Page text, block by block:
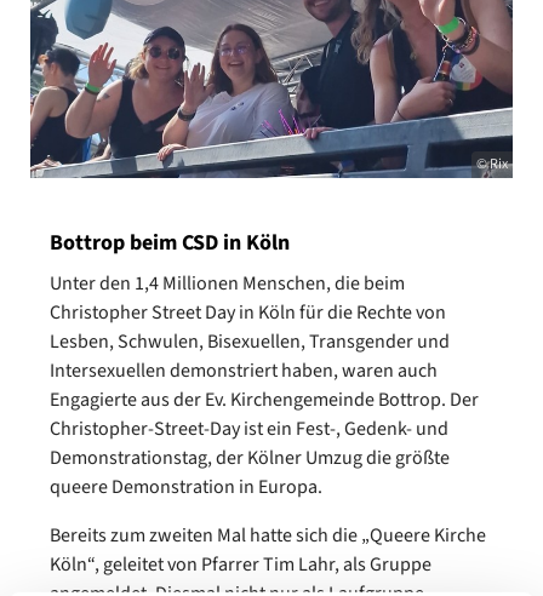
© Rix
Bottrop beim CSD in Köln
Unter den 1,4 Millionen Menschen, die beim
Christopher Street Day in Köln für die Rechte von
Lesben, Schwulen, Bisexuellen, Transgender und
Intersexuellen demonstriert haben, waren auch
Engagierte aus der Ev. Kirchengemeinde Bottrop. Der
Christopher-Street-Day ist ein Fest-, Gedenk- und
Demonstrationstag, der Kölner Umzug die größte
queere Demonstration in Europa.
Bereits zum zweiten Mal hatte sich die „Queere Kirche
Köln“, geleitet von Pfarrer Tim Lahr, als Gruppe